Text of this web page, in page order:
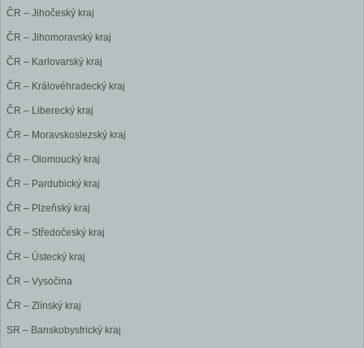
ČR – Jihočeský kraj
ČR – Jihomoravský kraj
ČR – Karlovarský kraj
ČR – Královéhradecký kraj
ČR – Liberecký kraj
ČR – Moravskoslezský kraj
ČR – Olomoucký kraj
ČR – Pardubický kraj
ČR – Plzeňský kraj
ČR – Středočeský kraj
ČR – Ústecký kraj
ČR – Vysočina
ČR – Zlínský kraj
SR – Banskobystrický kraj